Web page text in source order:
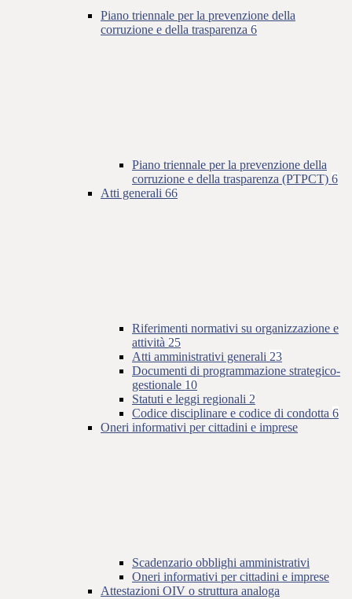
Piano triennale per la prevenzione della
corruzione e della trasparenza 6
Piano triennale per la prevenzione della
corruzione e della trasparenza (PTPCT) 6
Atti generali 66
Riferimenti normativi su organizzazione e
attività 25
Atti amministrativi generali 23
Documenti di programmazione strategico-
gestionale 10
Statuti e leggi regionali 2
Codice disciplinare e codice di condotta 6
Oneri informativi per cittadini e imprese
Scadenzario obblighi amministrativi
Oneri informativi per cittadini e imprese
Attestazioni OIV o struttura analoga